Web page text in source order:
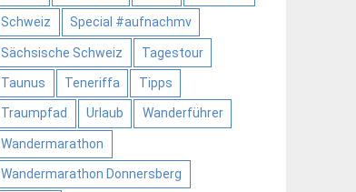
Schweiz Special #aufnachmv
Sächsische Schweiz Tagestour
Taunus Teneriffa Tipps
Traumpfad Urlaub Wanderführer
Wandermarathon
Wandermarathon Donnersberg